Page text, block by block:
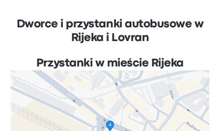
Dworce i przystanki autobusowe w
Rijeka i Lovran
Przystanki w mieście Rijeka